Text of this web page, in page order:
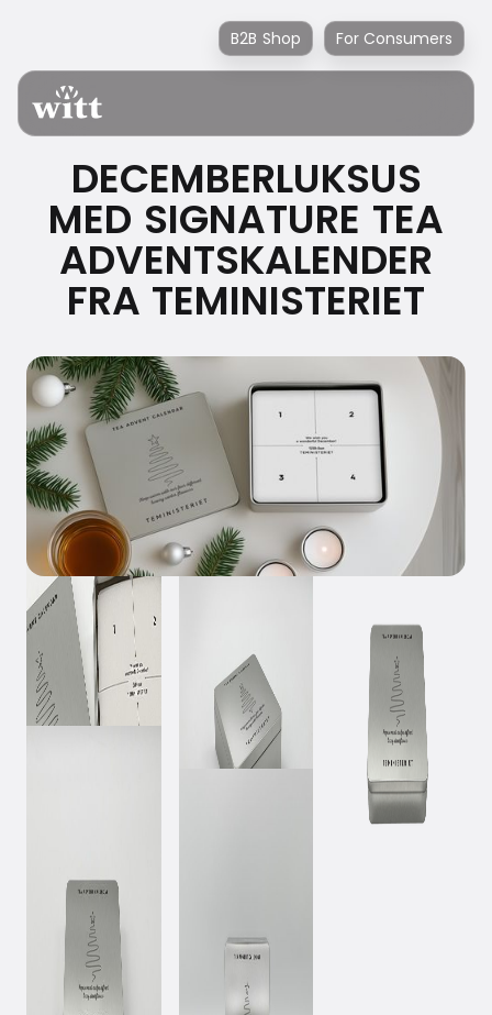
B2B Shop For Consumers
DECEMBERLUKSUS
MED SIGNATURE TEA
ADVENTSKALENDER
FRA TEMINISTERIET